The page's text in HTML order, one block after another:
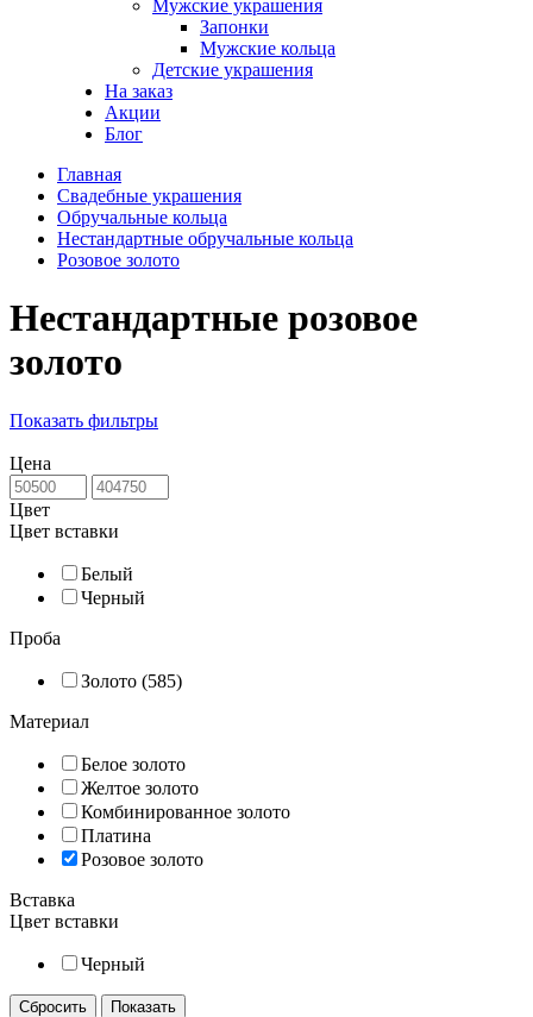
Мужские украшения
Запонки
Мужские кольца
Детские украшения
На заказ
Акции
Блог
Главная
Свадебные украшения
Обручальные кольца
Нестандартные обручальные кольца
Розовое золото
Нестандартные розовое
золото
Показать фильтры
Цена
Цвет
Цвет вставки
Белый
Черный
Проба
Золото (585)
Материал
Белое золото
Желтое золото
Комбинированное золото
Платина
Розовое золото
Вставка
Цвет вставки
Черный